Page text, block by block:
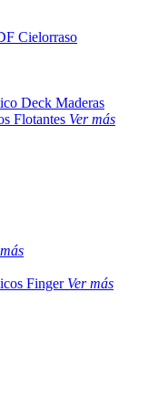
Cielorraso
Deck Maderas
Flotantes Ver más
Finger Ver más